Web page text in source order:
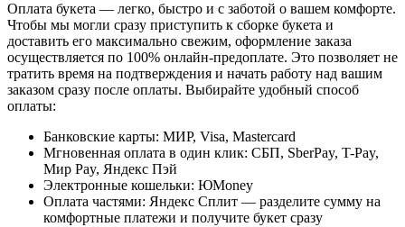
Оплата букета — легко, быстро и с заботой о вашем комфорте.
Чтобы мы могли сразу приступить к сборке букета и
доставить его максимально свежим, оформление заказа
осуществляется по 100% онлайн-предоплате. Это позволяет не
тратить время на подтверждения и начать работу над вашим
заказом сразу после оплаты. Выбирайте удобный способ
оплаты:
Банковские карты: МИР, Visa, Mastercard
Мгновенная оплата в один клик: СБП, SberPay, T-Pay,
Мир Pay, Яндекс Пэй
Электронные кошельки: ЮMoney
Оплата частями: Яндекс Сплит — разделите сумму на
комфортные платежи и получите букет сразу